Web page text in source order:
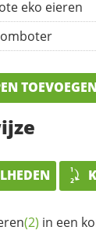
eko eieren
TOEVOEGEN
(2) in een